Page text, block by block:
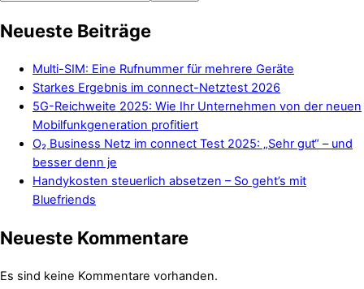
Neueste Beiträge
Multi-SIM: Eine Rufnummer für mehrere Geräte
Starkes Ergebnis im connect-Netztest 2026
5G-Reichweite 2025: Wie Ihr Unternehmen von der neuen
Mobilfunkgeneration profitiert
O₂ Business Netz im connect Test 2025: „Sehr gut“ – und
besser denn je
Handykosten steuerlich absetzen – So geht’s mit
Bluefriends
Neueste Kommentare
Es sind keine Kommentare vorhanden.